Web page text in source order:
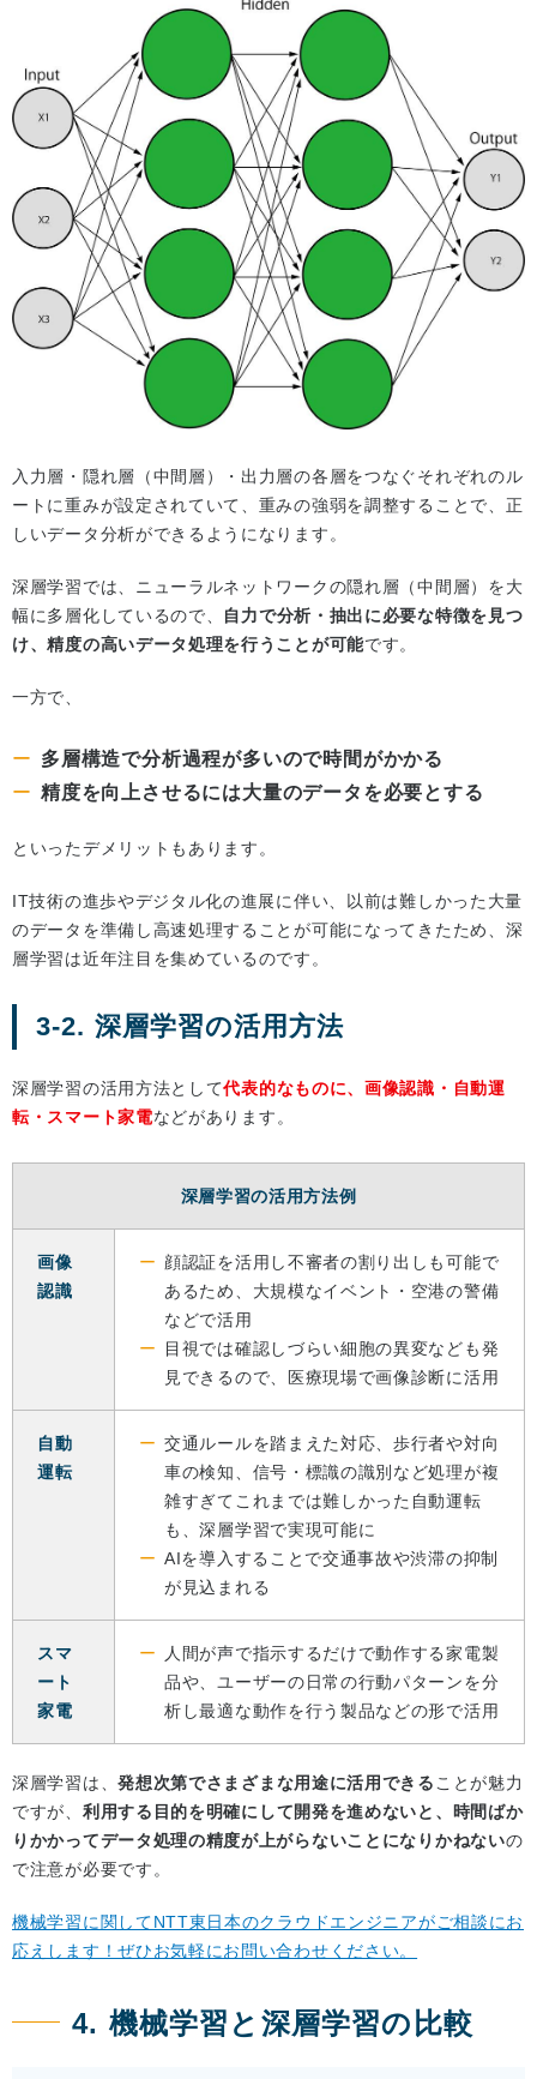
入力層・隠れ層（中間層）・出力層の各層をつなぐそれぞれのル
ートに重みが設定されていて、重みの強弱を調整することで、正
しいデータ分析ができるようになります。
深層学習では、ニューラルネットワークの隠れ層（中間層）を大
幅に多層化しているので、 自力で分析・抽出に必要な特徴を見つ
け、精度の高いデータ処理を行うことが可能です。
一方で、
多層構造で分析過程が多いので時間がかかる
精度を向上させるには大量のデータを必要とする
といったデメリットもあります。
IT技術の進歩やデジタル化の進展に伴い、以前は難しかった大量
のデータを準備し高速処理することが可能になってきたため、深
層学習は近年注目を集めているのです。
3-2. 深層学習の活用方法
深層学習の活用方法として代表的なものに、画像認識・自動運
転・スマート家電などがあります。
深層学習の活用方法例
画像
認識
顔認証を活用し不審者の割り出しも可能で
あるため、大規模なイベント・空港の警備
などで活用
目視では確認しづらい細胞の異変なども発
見できるので、医療現場で画像診断に活用
自動
運転
交通ルールを踏まえた対応、歩行者や対向
車の検知、信号・標識の識別など処理が複
雑すぎてこれまでは難しかった自動運転
も、深層学習で実現可能に
AIを導入することで交通事故や渋滞の抑制
が見込まれる
スマ
ート
家電
人間が声で指示するだけで動作する家電製
品や、ユーザーの日常の行動パターンを分
析し最適な動作を行う製品などの形で活用
深層学習は、発想次第でさまざまな用途に活用できる ことが魅力
ですが、 利用する目的を明確にして開発を進めないと、時間ばか
りかかってデータ処理の精度が上がらないことになりかねないの
で注意が必要です。
機械学習に関してNTT東日本のクラウドエンジニアがご相談にお
応えします！ぜひお気軽にお問い合わせください。
4. 機械学習と深層学習の比較